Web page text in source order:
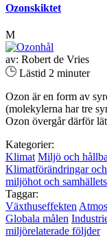
Ozonskiktet
M
av: Robert de Vries
Lästid 2 minuter
Ozon är en form av
(molekylerna har tre
Ozon övergår därför
Kategorier:
Klimat Miljö och
Klimatförändringar
miljöhot och
Taggar:
Växthuseffekten
Globala målen
miljörelaterade följder